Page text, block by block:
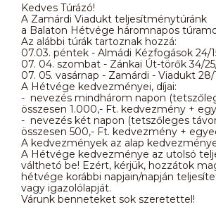
Kedves Túrázó!
A Zamárdi Viadukt teljesítménytúránk
a Balaton Hétvége háromnapos
Az alábbi túrák tartoznak hozzá:
07.03. péntek - Almádi Kézfogások 24/
07. 04. szombat - Zánkai Út-törők 34/
07. 05. vasárnap - Zamárdi - Viadukt 28/
A Hétvége kedvezményei, díjai:
- nevezés mindhárom napon
összesen 1.000,- Ft. kedvezmény +
- nevezés két napon (tetszőleges
összesen 500,- Ft. kedvezmény +
A kedvezmények az alap
A Hétvége kedvezménye az utolsó
válthetó be! Ezért, kérjük, hozzátok
hétvége korábbi napjain/napján
vagy igazolólapját.
Várunk benneteket sok szeretettel!